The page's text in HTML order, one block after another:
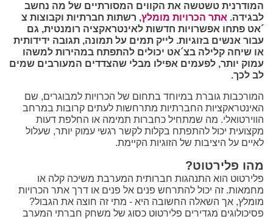
המודרנית טשטשה את הקווים המסורתיים של מה נחשב
לבגידה. אתר הכרויות מומלץ, רשתות חברתיות וקבוצות צ
´אט פתחו אפשרויות חדשות לאינטראקציה רומנטית, גם
עבור אנשים בזוגיות. לייק תמים על תמונה, תגובה ידידותית
או שיחה קלילה בצ´אט יכולים להתפתח במהירות למשהו
עמוק יותר, לפעמים אפילו מבלי שהצדדים המעורבים שמים
לב לכך.
המורכבות גוברת במיוחד בתחום של הכרויות למבוגרים, שם
האינטראקציות החברתיות מתרחשות לעתים קרובות במרחב
הווירטואלי. מה שמתחיל כחברות תמימה או החלפת דעות
מקצועית יכול להתפתח בקלות לקשר רגשי עמוק יותר, שעלול
לאיים על היציבות של הזוגיות הקיימת.
מהו פלירטוט?
פלירטוט הוא התנהגות חברותית המערבת משיכה קלה או
מחמאות. זה יכול להתרחש פנים אל פנים או דרך אתר הכרויות
מומלץ, אך השאלה החשובה היא - מתי זה חוצה את הגבול?
פסיכולוגים מגדירים פלירטוט כסוג של משחק חברתי המערב